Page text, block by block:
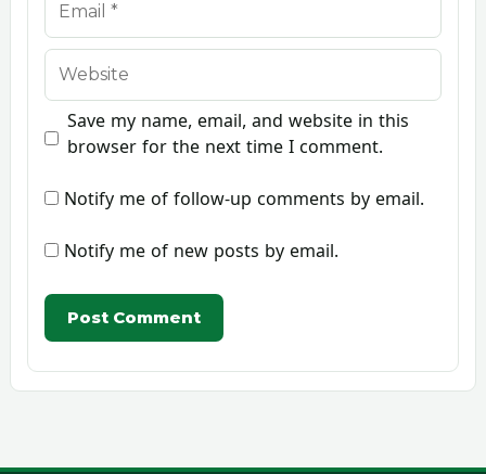
Website
Save my name, email, and website in this
browser for the next time I comment.
Notify me of follow-up comments by email.
Notify me of new posts by email.